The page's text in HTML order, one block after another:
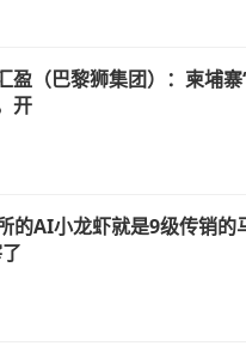
盈（巴黎狮集团）：柬埔寨
开
的AI小龙虾就是9级传销的